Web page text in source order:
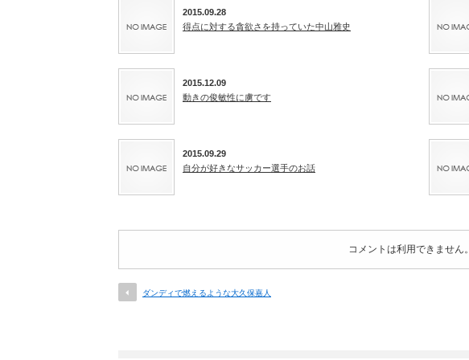
2015.09.28
得点に対する貪欲さを持っていた中山雅史
2015.12.09
動きの俊敏性に虜です
2015.09.29
自分が好きなサッカー選手のお話
コメントは利用できません。
ダンディで燃えるような大久保嘉人